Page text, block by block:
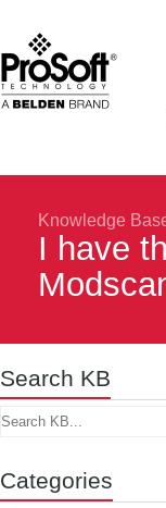
Knowledge
I have
Search KB
Categories